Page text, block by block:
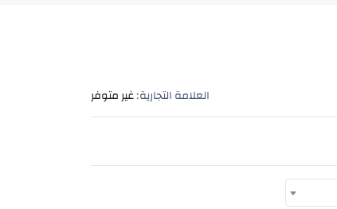
العلامة التجارية: غير متوفر